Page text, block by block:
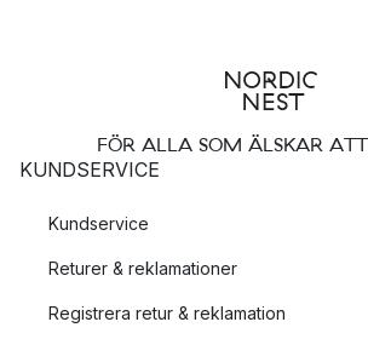
FÖR ALLA SOM ÄLSKAR
KUNDSERVICE
Kundservice
Returer & reklamationer
Registrera retur & reklamation